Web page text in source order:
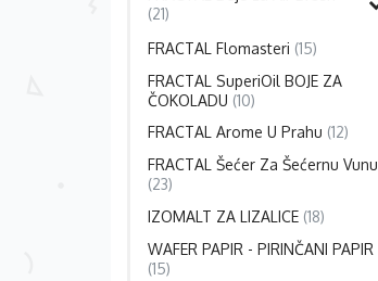
(21)
FRACTAL Flomasteri (15)
FRACTAL SuperiOil BOJE ZA
ČOKOLADU (10)
FRACTAL Arome U Prahu (12)
FRACTAL Šećer Za Šećernu Vunu
(23)
IZOMALT ZA LIZALICE (18)
WAFER PAPIR - PIRINČANI PAPIR
(15)